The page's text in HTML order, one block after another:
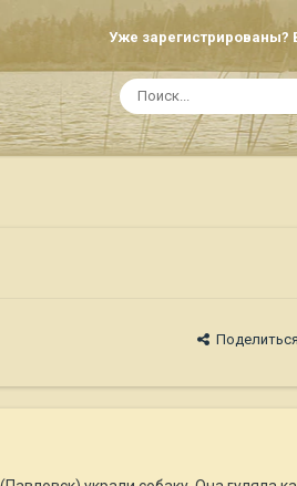
Уже зарегистрированы?
Поделиться